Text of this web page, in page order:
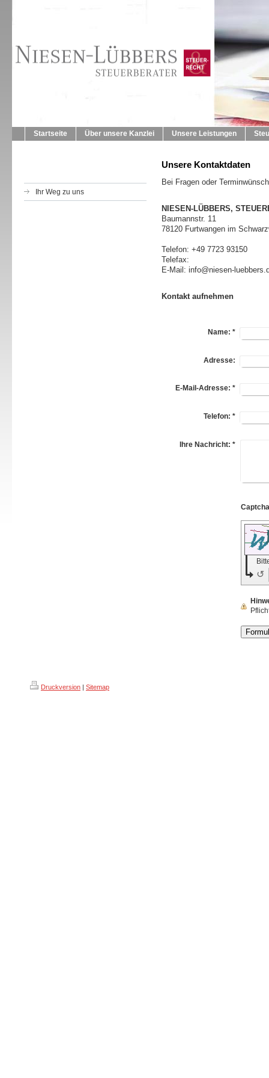
Startseite Über unsere Kanzlei Unsere Leistungen
Ihr Weg zu uns
Unsere Kontaktdaten
Bei Fragen oder
NIESEN-LÜBBERS,
Baumannstr. 11
78120 Furtwangen im
Telefon: +49 7723 93150
Telefax:
E-Mail: info@niesen-
Kontakt aufnehmen
Name: *
Adresse:
E-Mail-Adresse: *
Telefon: *
Ihre Nachricht: *
↺
Druckversion | Sitemap